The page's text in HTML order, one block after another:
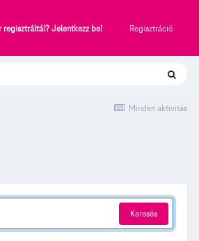
regisztráltál? Jelentkezz be! Regisztráció
Minden aktivitás
Keresés